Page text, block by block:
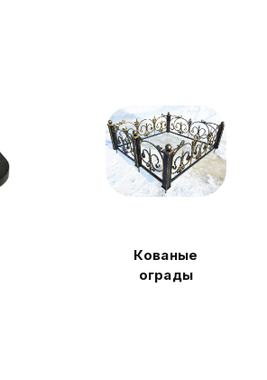
Кованые
ограды